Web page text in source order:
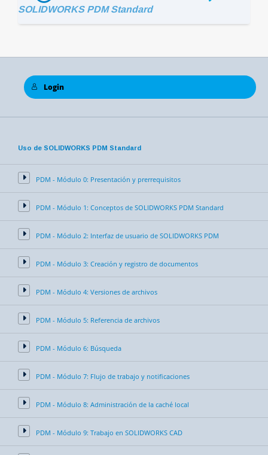
SOLIDWORKS PDM Standard
Login
Uso de SOLIDWORKS PDM Standard
PDM - Módulo 0: Presentación y prerrequisitos
PDM - Módulo 1: Conceptos de SOLIDWORKS PDM Standard
PDM - Módulo 2: Interfaz de usuario de SOLIDWORKS PDM
PDM - Módulo 3: Creación y registro de documentos
PDM - Módulo 4: Versiones de archivos
PDM - Módulo 5: Referencia de archivos
PDM - Módulo 6: Búsqueda
PDM - Módulo 7: Flujo de trabajo y notificaciones
PDM - Módulo 8: Administración de la caché local
PDM - Módulo 9: Trabajo en SOLIDWORKS CAD